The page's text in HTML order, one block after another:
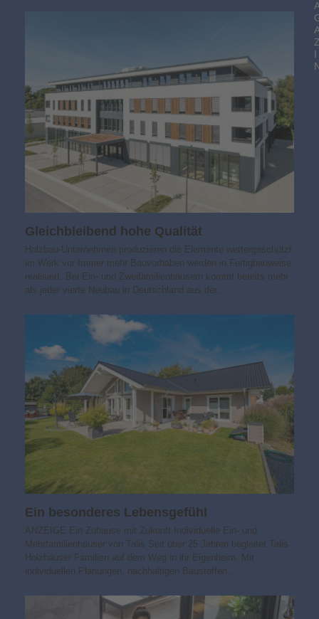
Gleichbleibend hohe Qualität
Holzbau-Unternehmen produzieren die Elemente wettergeschützt
im Werk vor Immer mehr Bauvorhaben werden in Fertigbauweise
realisiert. Bei Ein- und Zweifamilienhäusern kommt bereits mehr
als jeder vierte Neubau in Deutschland aus der…
Ein besonderes Lebensgefühl
ANZEIGE Ein Zuhause mit Zukunft Individuelle Ein- und
Mehrfamilienhäuser von Talis Seit über 25 Jahren begleitet Talis
Holzhäuser Familien auf dem Weg in ihr Eigenheim. Mit
individuellen Planungen, nachhaltigen Baustoffen…
I